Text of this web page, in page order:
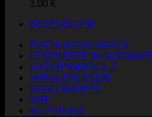
3,00 €
BESTSELLER
BUCHHANDLUNGEN
LESEHEFTE IN
AUTOR*INNEN A-Z
#FRAUENLESEN
MANUSKRIPTE
WIR
ALL*STARS